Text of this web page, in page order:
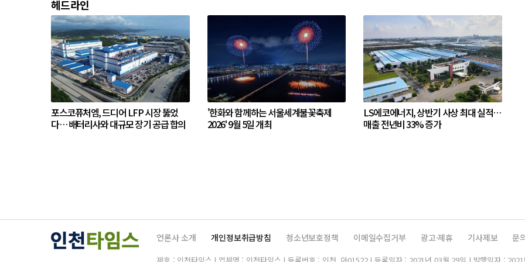
헤드라인
포스코퓨처엠, 드디어 LFP 시장 뚫었
다… 배터리사와 대규모 장기 공급 합의
'한화와 함께하는 서울세계불꽃축제
2026' 9월 5일 개최
LS에코에너지, 상반기 사상 최대 실적…
매출 전년비 33% 증가
언론사 소개 개인정보취급방침 청소년보호정책 이메일수집거부 광고·제휴 기사제보 문